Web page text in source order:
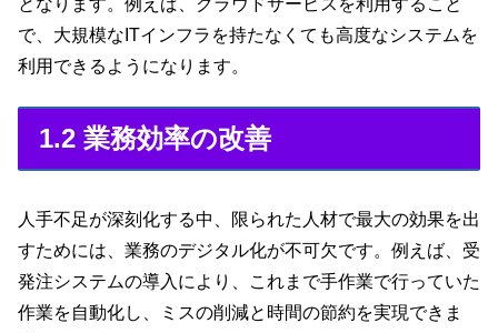
で、大規模なITインフラを持たなくても高度なシステムを
利用できるようになります。
1.2 業務効率の改善
人手不足が深刻化する中、限られた人材で最大の効果を出
すためには、業務のデジタル化が不可欠です。例えば、受
発注システムの導入により、これまで手作業で行っていた
作業を自動化し、ミスの削減と時間の節約を実現できま